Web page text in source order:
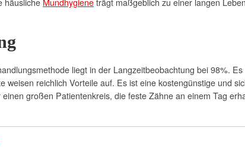
liegt in der Langzeitbeobachtung bei 98%.
weisen reichlich Vorteile auf. Es ist eine kostengünstige und
großen Patientenkreis, die feste Zähne an einem Tag